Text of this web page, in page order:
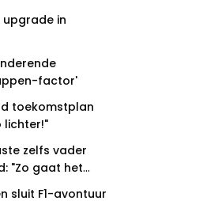
upgrade in
factor'
toekomstplan
lichter!"
zelfs vader
"Zo gaat het
sluit F1-avontuur